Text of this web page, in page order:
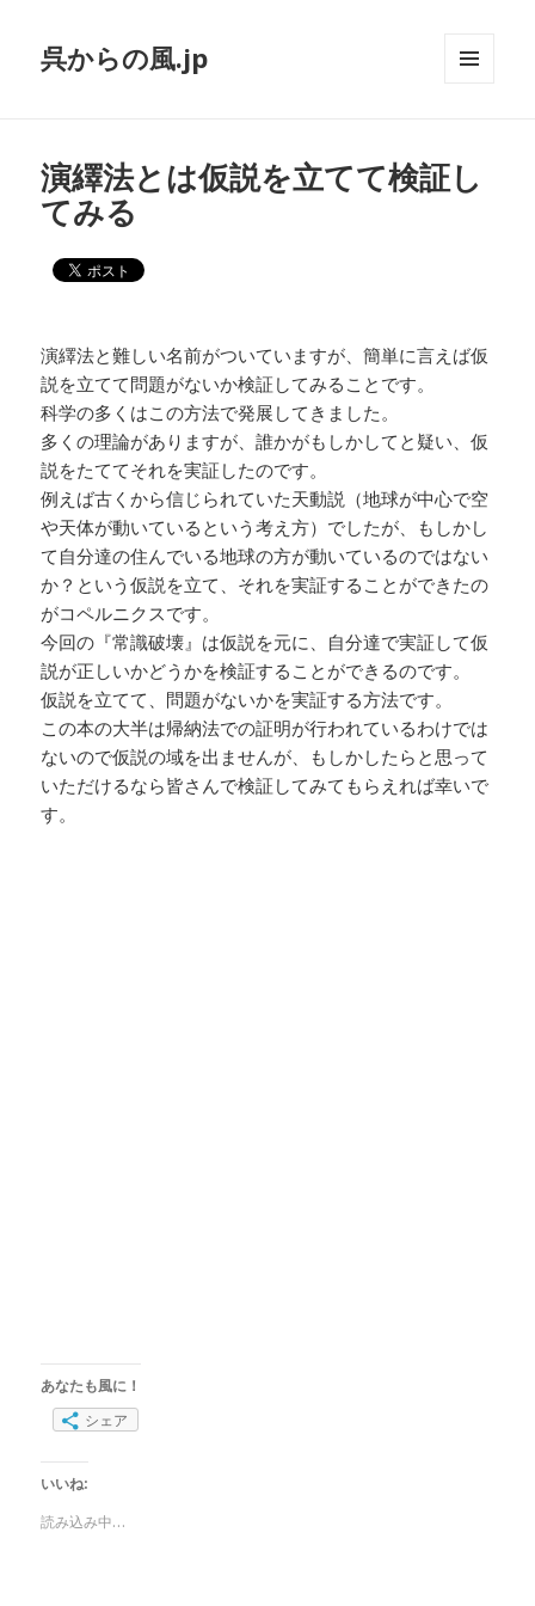
呉からの風.jp
演繹法とは仮説を立てて検証し
てみる
演繹法と難しい名前がついていますが、簡単に言えば仮
説を立てて問題がないか検証してみることです。
科学の多くはこの方法で発展してきました。
多くの理論がありますが、誰かがもしかしてと疑い、仮
説をたててそれを実証したのです。
例えば古くから信じられていた天動説（地球が中心で空
や天体が動いているという考え方）でしたが、もしかし
て自分達の住んでいる地球の方が動いているのではない
か？という仮説を立て、それを実証することができたの
がコペルニクスです。
今回の『常識破壊』は仮説を元に、自分達で実証して仮
説が正しいかどうかを検証することができるのです。
仮説を立てて、問題がないかを実証する方法です。
この本の大半は帰納法での証明が行われているわけでは
ないので仮説の域を出ませんが、もしかしたらと思って
いただけるなら皆さんで検証してみてもらえれば幸いで
す。
あなたも風に！
シェア
いいね:
読み込み中…